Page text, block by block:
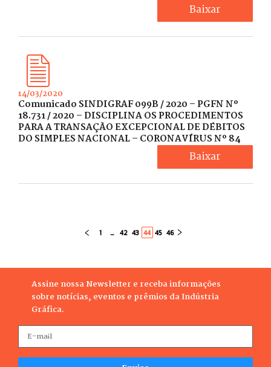
Baixar
14/03/2020
Comunicado SINDIGRAF 099B / 2020 – PGFN Nº
18.731 / 2020 – DISCIPLINA OS PROCEDIMENTOS
PARA A TRANSAÇÃO EXCEPCIONAL DE DÉBITOS
DO SIMPLES NACIONAL – CORONAVÍRUS Nº 84
Baixar
1 … 42 43 44 45 46
Assine nossa Newsletter e receba informações
sobre notícias, eventos e prêmios da Indústria
Gráfica.